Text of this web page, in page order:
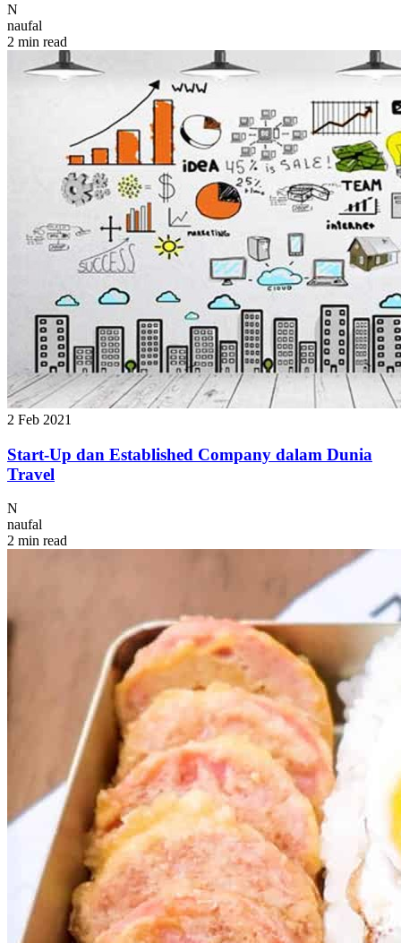
N
naufal
2 min read
2 Feb 2021
Start-Up dan Established Company dalam Dunia
Travel
N
naufal
2 min read